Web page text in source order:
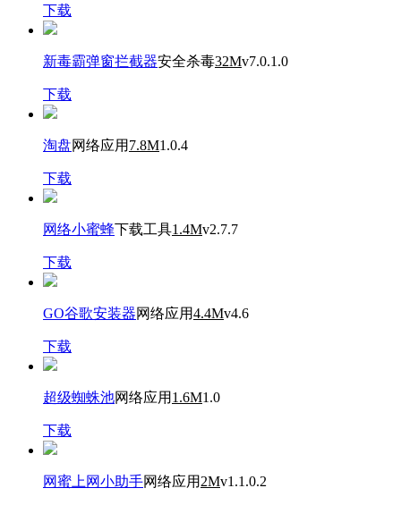
下载
新毒霸弹窗拦截器安全杀毒32Mv7.0.1.0
下载
淘盘网络应用 7.8M1.0.4
下载
网络小蜜蜂下载工具1.4Mv2.7.7
下载
GO谷歌安装器网络应用4.4Mv4.6
下载
超级蜘蛛池网络应用 1.6M1.0
下载
网蜜上网小助手网络应用 2Mv1.1.0.2